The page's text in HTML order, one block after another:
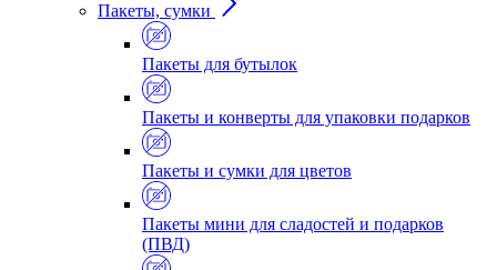
Пакеты, сумки
Пакеты для бутылок
Пакеты и конверты для упаковки подарков
Пакеты и сумки для цветов
Пакеты мини для сладостей и подарков
(ПВД)